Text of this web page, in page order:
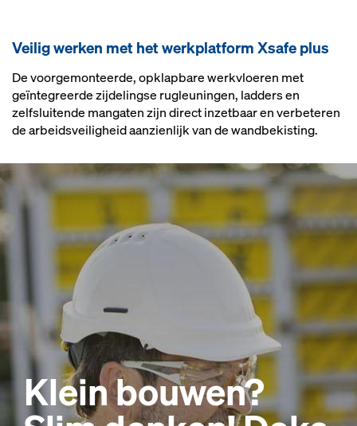
Vei­lig wer­ken met het werk­plat­form Xsafe plus
De voorgemonteerde, opklapbare werkvloeren met
geïntegreerde zijdelingse rugleuningen, ladders en
zelfsluitende mangaten zijn direct inzetbaar en verbeteren
de arbeidsveiligheid aanzienlijk van de wandbekisting.
Klein bouwen?